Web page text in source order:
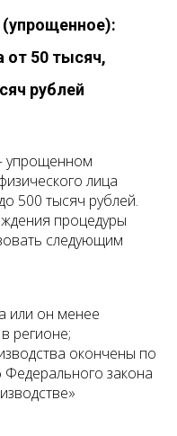
(упрощенное):
от 50 тысяч,
рублей
упрощенном
лица
500 тысяч рублей.
процедуры
следующим
или он менее
регионе;
окончены по
Федерального закона